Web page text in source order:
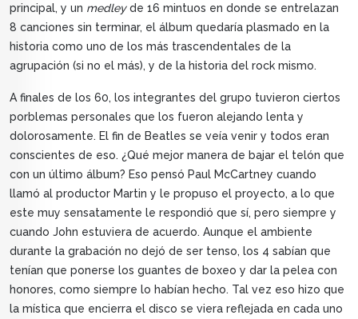
principal, y un medleyde 16 mintuos en donde se entrelazan
8 canciones sin terminar, el álbum quedaría plasmado en la
historia como uno de los más trascendentales de la
agrupación (si no el más), y de la historia del rock mismo.
A finales de los 60, los integrantes del grupo tuvieron ciertos
porblemas personales que los fueron alejando lenta y
dolorosamente. El fin de Beatles se veía venir y todos eran
conscientes de eso. ¿Qué mejor manera de bajar el telón que
con un último álbum? Eso pensó Paul McCartney cuando
llamó al productor Martin y le propuso el proyecto, a lo que
este muy sensatamente le respondió que sí, pero siempre y
cuando John estuviera de acuerdo. Aunque el ambiente
durante la grabación no dejó de ser tenso, los 4 sabían que
tenían que ponerse los guantes de boxeo y dar la pelea con
honores, como siempre lo habían hecho. Tal vez eso hizo que
la mística que encierra el disco se viera reflejada en cada uno